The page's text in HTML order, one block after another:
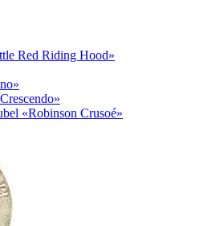
Red Riding Hood»
«Robinson Crusoé»